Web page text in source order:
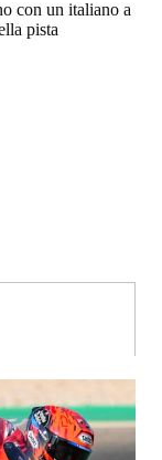
con un italiano a
pista